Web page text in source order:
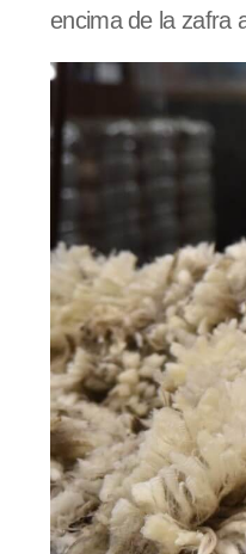
encima de la zafra